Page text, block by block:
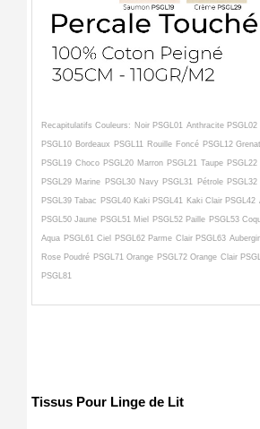
Recapitulatifs Couleurs: Noir PSGL01 Anthracite
PSGL10 Bordeaux PSGL11 Rouille Foncé PSGL12
PSGL19 Choco PSGL20 Marron PSGL21 Taupe
PSGL29 Marine PSGL30 Navy PSGL31 Pétrole
PSGL39 Tabac PSGL40 Kaki PSGL41 Kaki Clair
PSGL50 Jaune PSGL51 Miel PSGL52 Paille PSGL53
Aqua PSGL61 Ciel PSGL62 Parme Clair PSGL63
Rose Poudré PSGL71 Orange PSGL72 Orange Clair
PSGL81
Tissus Pour Linge de Lit